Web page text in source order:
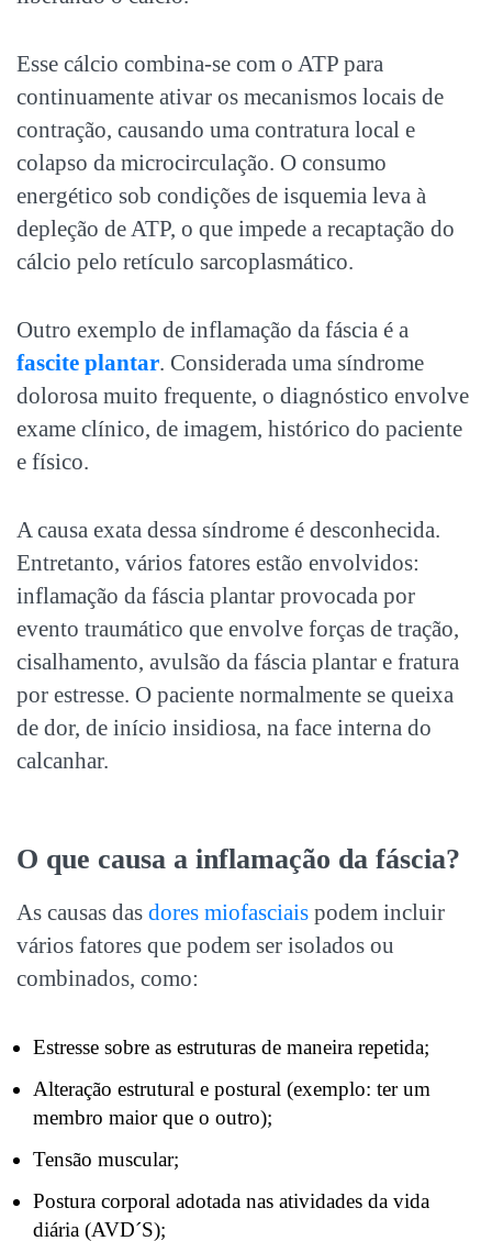
Esse cálcio combina-se com o ATP para
continuamente ativar os mecanismos locais de
contração, causando uma contratura local e
colapso da microcirculação. O consumo
energético sob condições de isquemia leva à
depleção de ATP, o que impede a recaptação do
cálcio pelo retículo sarcoplasmático.
Outro exemplo de inflamação da fáscia é a
fascite plantar. Considerada uma síndrome
dolorosa muito frequente, o diagnóstico envolve
exame clínico, de imagem, histórico do paciente
e físico.
A causa exata dessa síndrome é desconhecida.
Entretanto, vários fatores estão envolvidos:
inflamação da fáscia plantar provocada por
evento traumático que envolve forças de tração,
cisalhamento, avulsão da fáscia plantar e fratura
por estresse. O paciente normalmente se queixa
de dor, de início insidiosa, na face interna do
calcanhar.
O que causa a inflamação da fáscia?
As causas das dores miofasciais podem incluir
vários fatores que podem ser isolados ou
combinados, como:
Estresse sobre as estruturas de maneira repetida;
Alteração estrutural e postural (exemplo: ter um
membro maior que o outro);
Tensão muscular;
Postura corporal adotada nas atividades da vida
diária (AVD´S);